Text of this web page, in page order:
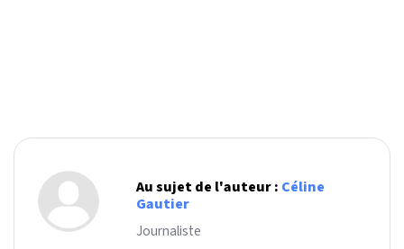
Au sujet de l'auteur : Céline
Gautier
Journaliste